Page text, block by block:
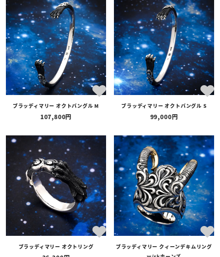
ブラッディマリー オクトバングル M
107,800
ブラッディマリー オクトバングル S
99,000
ブラッディマリー オクトリング
ブラッディマリー クィーンデキムリング